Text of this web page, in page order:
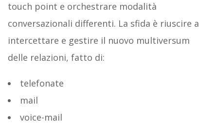
touch point e orchestrare modalità
conversazionali differenti. La sfida è riuscire a
intercettare e gestire il nuovo multiversum
delle relazioni, fatto di:
telefonate
mail
voice-mail